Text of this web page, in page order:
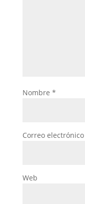
Nombre *
Correo electrónico
Web